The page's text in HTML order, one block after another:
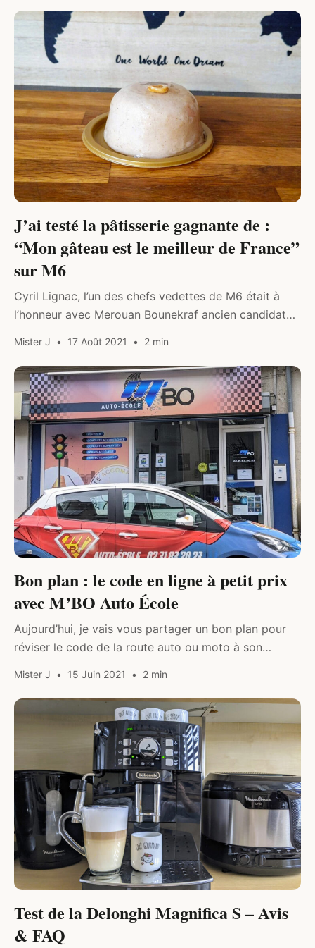
DIVERS
J’ai testé la pâtisserie gagnante de :
“Mon gâteau est le meilleur de France”
sur M6
Cyril Lignac, l’un des chefs vedettes de M6 était à
l’honneur avec Merouan Bounekraf ancien candidat
Mister J 17 Août 2021 2 min
DIVERS
Bon plan : le code en ligne à petit prix
avec M’BO Auto École
Aujourd’hui, je vais vous partager un bon plan pour
réviser le code de la route auto ou moto à son
Mister J 15 Juin 2021 2 min
Test de la Delonghi Magnifica S – Avis
& FAQ